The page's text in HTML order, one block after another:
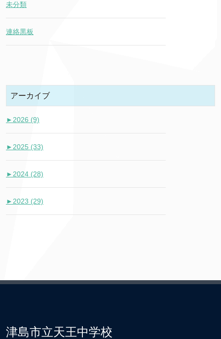
未分類
連絡黒板
アーカイブ
► 2026 (9)
► 2025 (33)
► 2024 (28)
► 2023 (29)
津島市立天王中学校